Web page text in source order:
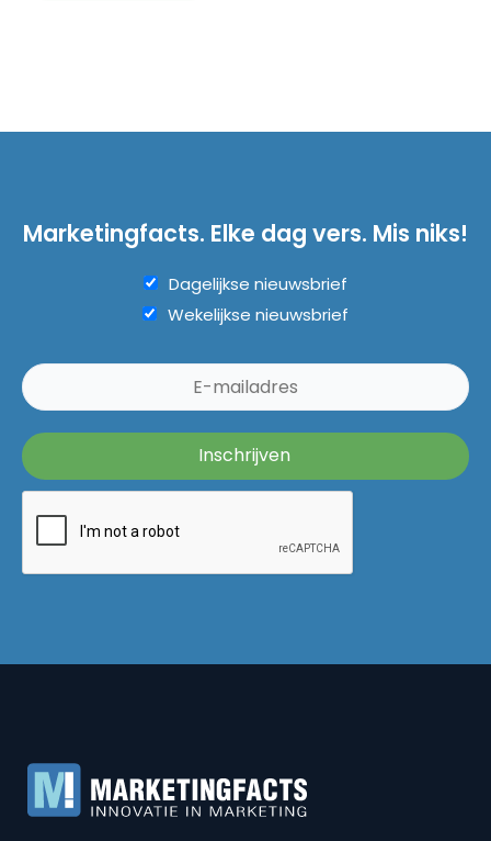
Marketingfacts. Elke dag vers. Mis niks!
Dagelijkse nieuwsbrief
Wekelijkse nieuwsbrief